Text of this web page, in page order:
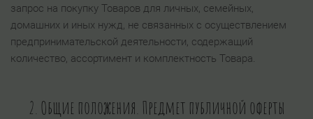
запрос на покупку Товаров для личных, семейных,
домашних и иных нужд, не связанных с осуществлением
предпринимательской деятельности, содержащий
количество, ассортимент и комплектность Товара.
2. Общие положения. Предмет публичной оферты